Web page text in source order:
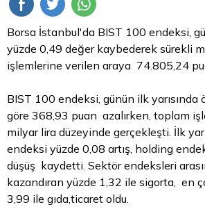
Borsa İstanbul'da BIST 100 endeksi,
yüzde 0,49 değer kaybederek sürekli
işlemlerine verilen araya 74.805,24
BIST 100 endeksi, günün ilk yarısında
göre 368,93 puan azalırken, toplam
milyar lira düzeyinde gerçekleşti. İlk
endeksi yüzde 0,08 artış, holding
düşüş kaydetti. Sektör endeksleri
kazandıran yüzde 1,32 ile sigorta, en
3,99 ile gıda,ticaret oldu.